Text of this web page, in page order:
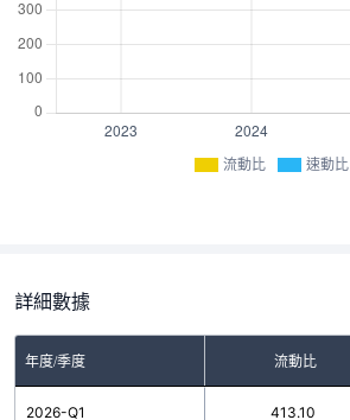
流動比 速動比
詳細數據
年度/季度 流動比
2026-Q1 413.10